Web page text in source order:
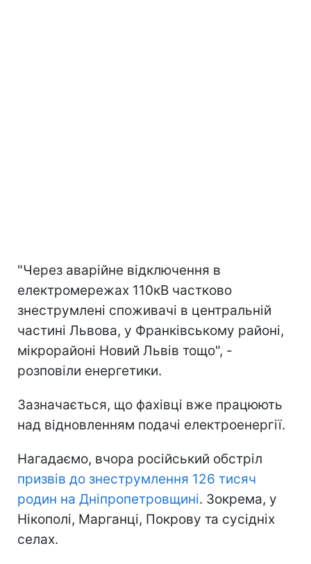
"Через аварійне відключення в
електромережах 110кВ частково
знеструмлені споживачі в центральній
частині Львова, у Франківському районі,
мікрорайоні Новий Львів тощо", -
розповіли енергетики.
Зазначається, що фахівці вже працюють
над відновленням подачі електроенергії.
Нагадаємо, вчора російський обстріл
призвів до знеструмлення 126 тисяч
родин на Дніпропетровщині. Зокрема, у
Нікополі, Марганці, Покрову та сусідніх
селах.